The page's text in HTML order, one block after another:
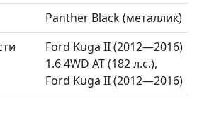
Panther Black (металлик)
Ford Kuga II (2012—2016)
1.6 4WD AT (182 л.с.),
Ford Kuga II (2012—2016)